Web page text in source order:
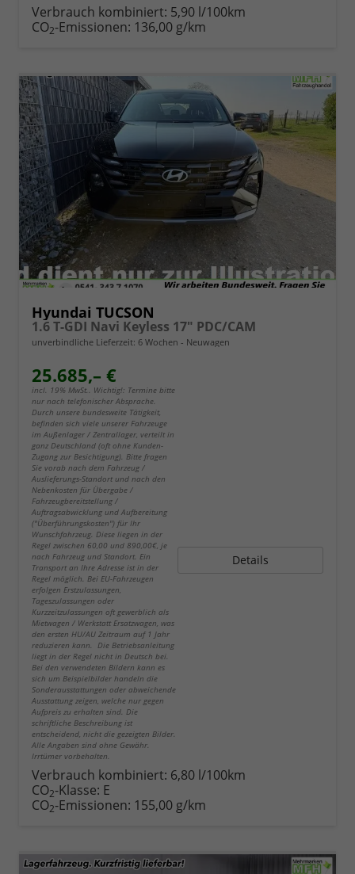
Verbrauch kombiniert: 5,90 l/100km
CO2-Emissionen: 136,00 g/km
Hyundai TUCSON
1.6 T-GDI Navi Keyless 17" PDC/CAM
unverbindliche Lieferzeit: 6 Wochen Neuwagen
25.685,– €
incl. 19% MwSt.. Wichtig!: Termine bitte
nur nach telefonischer Absprache.
Durch unsere bundesweite Tätigkeit,
befinden sich viele unserer Fahrzeuge
im Außenlager / Zentrallager, verteilt in
ganz Deutschland (oft ohne Kunden-
Zugang zur Besichtigung). Bitte fragen
Sie vorab nach dem Fahrzeug /
Auslieferungs-Standort und nach den
Nebenkosten für Übergabe /
Fahrzeugbereitstellung /
Auftragsabwicklung und Aufbereitung
("Überführungskosten") für Ihr
Wunschfahrzeug. Diese liegen in der
Regel zwischen 60,00 und 890,00€, je
nach Fahrzeug und Standort. Ein
Transport an Ihre Adresse ist in der
Regel möglich. Bei EU-Fahrzeugen
erfolgen Erstzulassungen,
Tageszulassungen oder
Kurzzeitzulassungen oft gewerblich als
Mietwagen / Werkstatt Ersatzwagen, was
den ersten HU/AU Zeitraum auf 1 Jahr
reduzieren kann. Die Betriebsanleitung
liegt in der Regel nicht in Deutsch bei.
Bei den verwendeten Bildern kann es
sich um Beispielbilder handeln die
Sonderausstattungen oder abweichende
Ausstattung zeigen, welche nur gegen
Aufpreis zu erhalten sind. Die
schriftliche Beschreibung ist
entscheidend, nicht die gezeigten Bilder.
Alle Angaben sind ohne Gewähr.
Irrtümer vorbehalten.
Details
Verbrauch kombiniert: 6,80 l/100km
CO2-Klasse: E
CO2-Emissionen: 155,00 g/km